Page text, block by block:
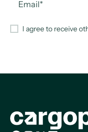
I agree to receive